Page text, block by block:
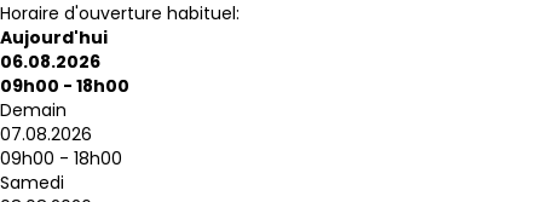
Horaire d'ouverture habituel:
Aujourd'hui
06.08.2026
09h00 - 18h00
Demain
07.08.2026
09h00 - 18h00
Samedi